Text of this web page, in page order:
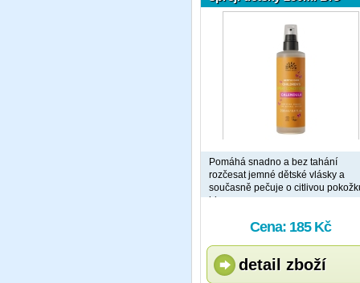
Pomáhá snadno a bez tahání
rozčesat jemné dětské vlásky a
současně pečuje o citlivou
hlavy.
Cena: 185 Kč
detail zboží